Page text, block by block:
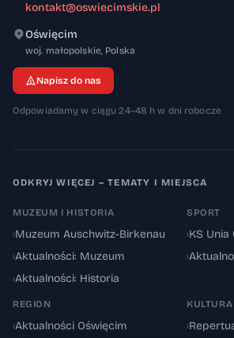
kontakt@oswiecimskie.pl
Oświęcim
woj. małopolskie, 32-600
Polska
Napisz do nas
Odpowiadamy w ciągu 24–48 h w dni robocze
ODKRYJ WIĘCEJ – TEMATY I MIEJSCA
MUZEUM I HISTORIA
›Muzeum Auschwitz-Birkenau
›Aktualności: Muzeum
›Aktualności: Historia
SPORT
›KS Unia
›
REGION
›Aktualności Oświęcim ›